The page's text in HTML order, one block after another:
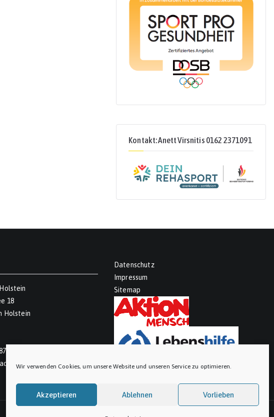
Wir verwenden Cookies, um unsere Website und unseren Service zu optimieren.
Akzeptieren Ablehnen Vorlieben
Kontakt: Anett Virsnitis 0162 2371091
18
Holstein
Datenschutz
Impressum
Sitemap